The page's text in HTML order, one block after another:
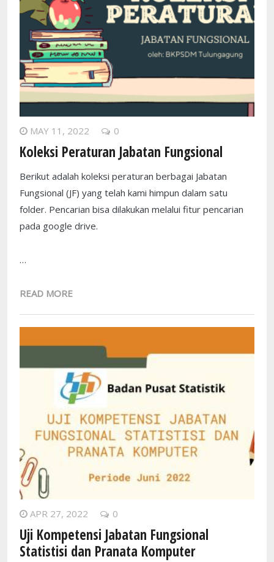
MAY 11, 2022 0
Koleksi Peraturan Jabatan Fungsional
Berikut adalah koleksi peraturan berbagai Jabatan
Fungsional (JF) yang telah kami himpun dalam satu
folder. Pencarian bisa dilakukan melalui fitur pencarian
pada google drive.
…
READ MORE
APR 27, 2022 0
Uji Kompetensi Jabatan Fungsional
Statistisi dan Pranata Komputer